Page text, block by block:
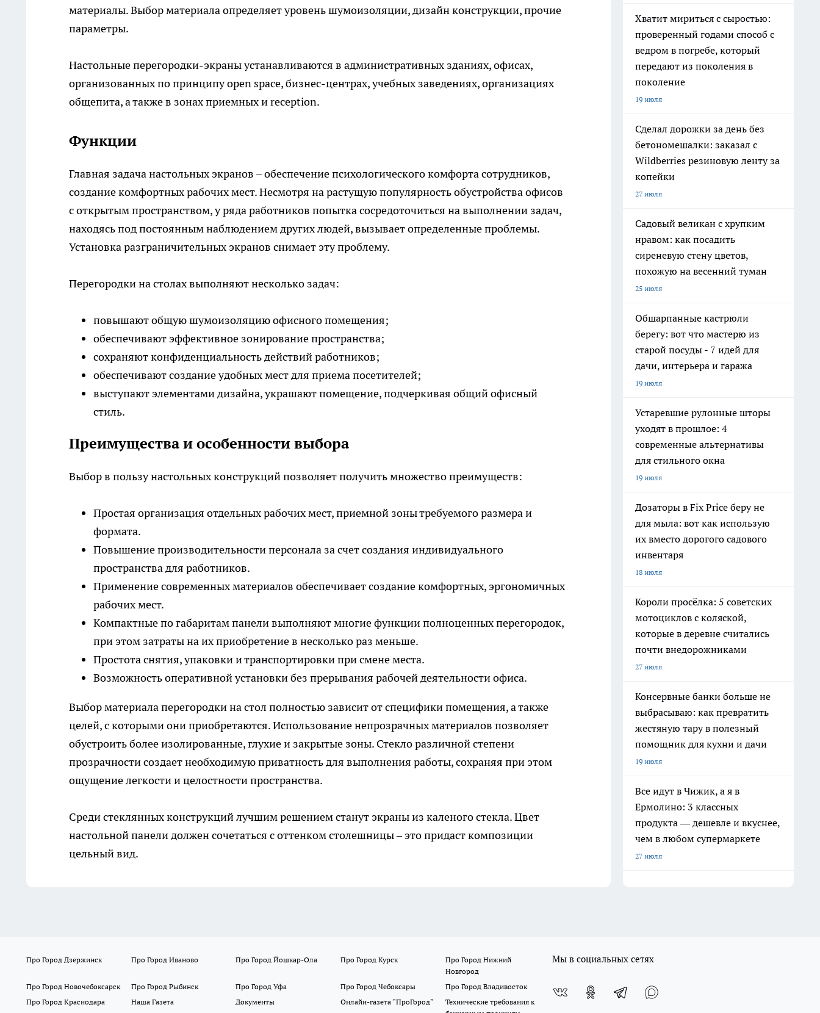
материалы. Выбор материала определяет уровень шумоизоляции, дизайн конструкции, прочие
параметры.
Настольные перегородки-экраны устанавливаются в административных зданиях, офисах,
организованных по принципу open space, бизнес-центрах, учебных заведениях, организациях
общепита, а также в зонах приемных и reception.
Функции
Главная задача настольных экранов – обеспечение психологического комфорта сотрудников,
создание комфортных рабочих мест. Несмотря на растущую популярность обустройства офисов
с открытым пространством, у ряда работников попытка сосредоточиться на выполнении задач,
находясь под постоянным наблюдением других людей, вызывает определенные проблемы.
Установка разграничительных экранов снимает эту проблему.
Перегородки на столах выполняют несколько задач:
повышают общую шумоизоляцию офисного помещения;
обеспечивают эффективное зонирование пространства;
сохраняют конфиденциальность действий работников;
обеспечивают создание удобных мест для приема посетителей;
выступают элементами дизайна, украшают помещение, подчеркивая общий офисный
стиль.
Преимущества и особенности выбора
Выбор в пользу настольных конструкций позволяет получить множество преимуществ:
Простая организация отдельных рабочих мест, приемной зоны требуемого размера и
формата.
Повышение производительности персонала за счет создания индивидуального
пространства для работников.
Применение современных материалов обеспечивает создание комфортных, эргономичных
рабочих мест.
Компактные по габаритам панели выполняют многие функции полноценных перегородок,
при этом затраты на их приобретение в несколько раз меньше.
Простота снятия, упаковки и транспортировки при смене места.
Возможность оперативной установки без прерывания рабочей деятельности офиса.
Выбор материала перегородки на стол полностью зависит от специфики помещения, а также
целей, с которыми они приобретаются. Использование непрозрачных материалов позволяет
обустроить более изолированные, глухие и закрытые зоны. Стекло различной степени
прозрачности создает необходимую приватность для выполнения работы, сохраняя при этом
ощущение легкости и целостности пространства.
Среди стеклянных конструкций лучшим решением станут экраны из каленого стекла. Цвет
настольной панели должен сочетаться с оттенком столешницы – это придаст композиции
цельный вид.
Хватит мириться с сыростью:
проверенный годами способ с
ведром в погребе, который
передают из поколения в
поколение
19 июля
Сделал дорожки за день без
бетономешалки: заказал с
Wildberries резиновую ленту за
копейки
27 июля
Садовый великан с хрупким
нравом: как посадить
сиреневую стену цветов,
похожую на весенний туман
25 июля
Обшарпанные кастрюли
берегу: вот что мастерю из
старой посуды - 7 идей для
дачи, интерьера и гаража
19 июля
Устаревшие рулонные шторы
уходят в прошлое: 4
современные альтернативы
для стильного окна
19 июля
Дозаторы в Fix Price беру не
для мыла: вот как использую
их вместо дорогого садового
инвентаря
18 июля
Короли просёлка: 5 советских
мотоциклов с коляской,
которые в деревне считались
почти внедорожниками
27 июля
Консервные банки больше не
выбрасываю: как превратить
жестяную тару в полезный
помощник для кухни и дачи
19 июля
Все идут в Чижик, а я в
Ермолино: 3 классных
продукта — дешевле и вкуснее,
чем в любом супермаркете
27 июля
Про Город Дзержинск Про Город Иваново Про Город Йошкар-Ола Про Город Курск
Про Город Нижний
Новгород
Про Город Новочебоксарск
Про Город Рыбинск Про Город Уфа Про Город Чебоксары
Про Город Владивосток
Про Город Краснодара
Наша Газета Документы Онлайн-газета "ПроГород"
Технические требования к
Мы в социальных сетях